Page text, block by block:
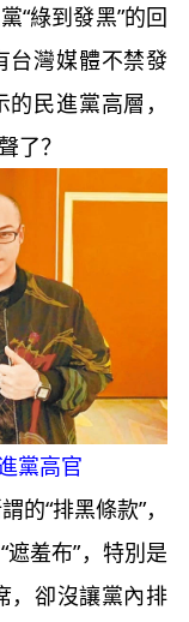
綠到發黑”的回
台灣媒體不禁發
民進黨高層，
了？
黨高官
“排黑條款”，
羞布”，特別是
，卻沒讓黨內排